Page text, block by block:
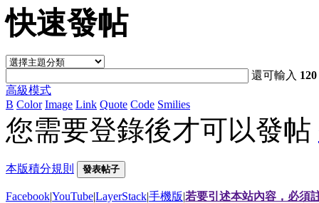
快速發帖
還可輸入 120
高級模式
B Color Image Link Quote Code Smilies
您需要登錄後才可以發帖
本版積分規則 發表帖子
Facebook|YouTube|LayerStack|手機版|若要引述本站內容，必須